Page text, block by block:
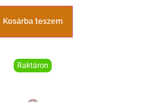
Kosárba teszem
Raktáron